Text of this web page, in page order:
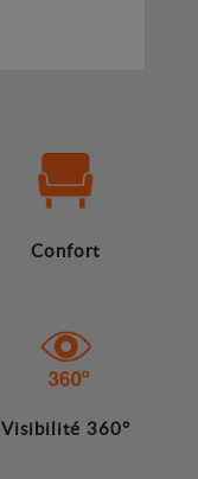
Confort
Visibilité 360°